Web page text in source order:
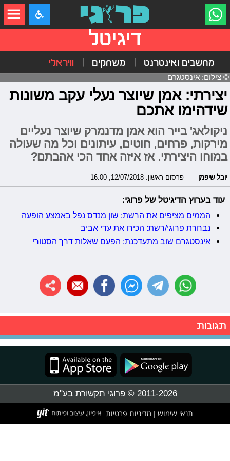
דיגיטל
מחשבים ואינטרנט משחקים וויראלי
© צילום: אינסטגרם
יצירתי: אמן שיוצר נעלי עקב משונות
שידהימו אתכם
ניקולאג' בייר הוא אמן מדנמרק שיוצר נעליים
מירקות, פרחים, חוטים, עיתונים וכל מה שעולה
במוחו היצירתי. אז איזה אחד הכי אהבתם?
יובל שיפמן פרסום ראשון: 12/07/2018, 16:00
עוד בערוץ הדיגיטל של פרוגי:
הממים מציפים את הרשת: שון מנדס נפל באמצע הופעה
נבחרת פרוגי/רשת: הכירו את עדי אביב
אינסטגרם שוב מתעדכנת: הפעם שאלות דרך הסטורי
תגובות
2011-2026 © פרוגי תקשורת בע"מ
תנאי שימוש | מדיניות פרטיות